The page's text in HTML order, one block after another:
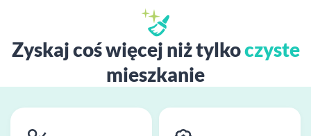
Zyskaj coś więcej niż tylkoczyste
mieszkanie